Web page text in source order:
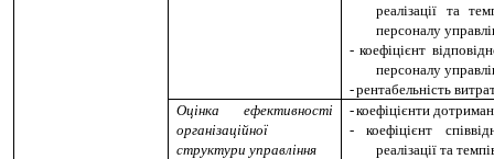
реалізації та
персоналу
- коефіцієнт
персоналу
-рентабельність
Оцінка ефективності
організаційної
структури управління
-коефіцієнти
-
коефіцієнт
реалізації та